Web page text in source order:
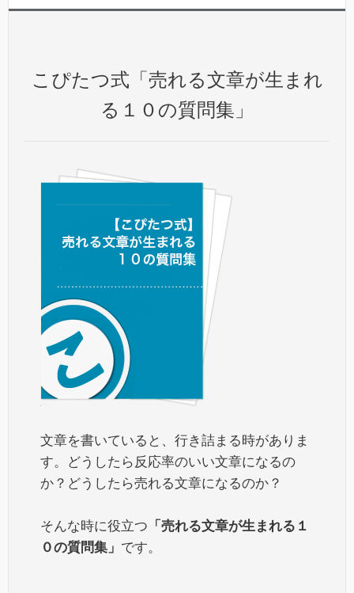
こぴたつ式「売れる文章が生まれ
る１０の質問集」
文章を書いていると、行き詰まる時がありま
す。どうしたら反応率のいい文章になるの
か？どうしたら売れる文章になるのか？
そんな時に役立つ 「売れる文章が生まれる１
０の質問集」 です。